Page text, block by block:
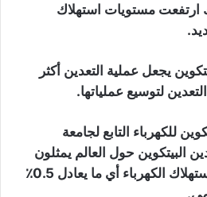
ارتفعت مستويات استهلاك
يجعل عملية التعدين أكثر
لتوسيع عملياتها.
للكهرباء التابع لجامعة
البيتكوين حول العالم يمثلون
حاليا 138.7 تيراواط من استهلاك الكهرباء أي ما يعادل 0.5٪